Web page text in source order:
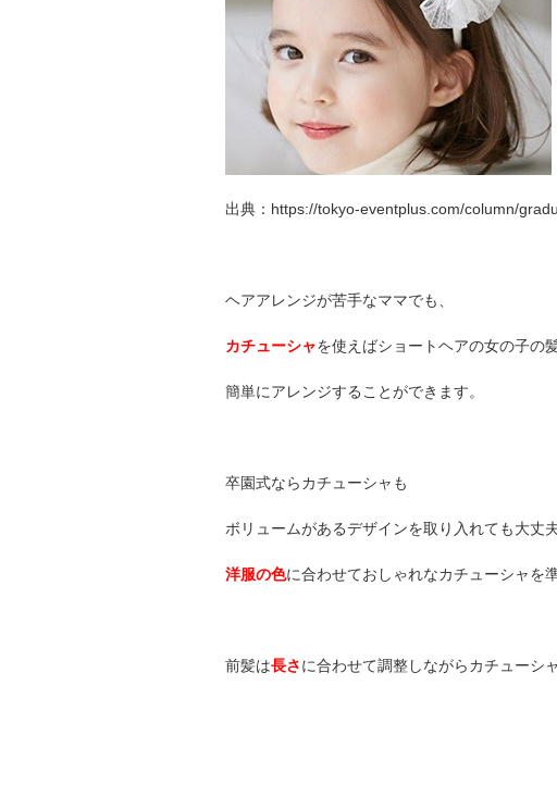
出典：https://tokyo-eventplus.com/column/
ヘアアレンジが苦手なママでも、
カチューシャを使えばショートヘアの女の子の
簡単にアレンジすることができます。
卒園式ならカチューシャも
ボリュームがあるデザインを取り入れても大丈夫
洋服の色に合わせておしゃれなカチューシャを
前髪は長さに合わせて調整しながらカチューシ